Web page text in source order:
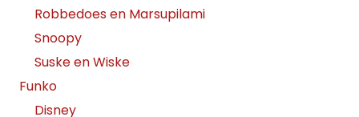
Robbedoes en Marsupilami
Snoopy
Suske en Wiske
Funko
Disney